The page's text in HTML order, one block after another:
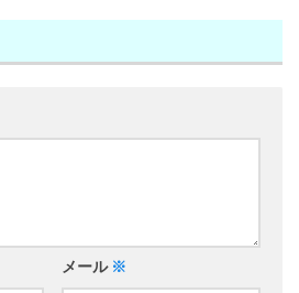
メール ※